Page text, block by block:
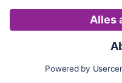
Karte